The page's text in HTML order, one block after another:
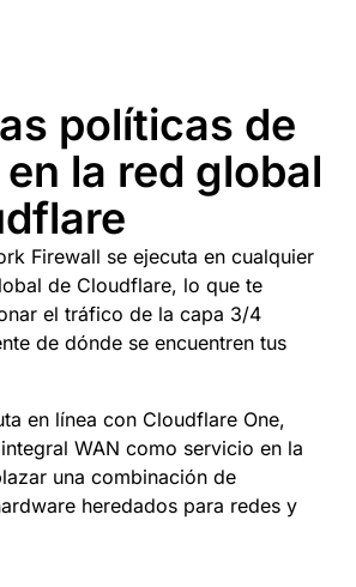
políticas de
la red global
Firewall se ejecuta en cualquier
de Cloudflare, lo que te
el tráfico de la capa 3/4
de dónde se encuentren tus
en línea con Cloudflare One,
WAN como servicio en la
una combinación de
heredados para redes y